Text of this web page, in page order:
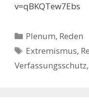
v=qBKQTew7Ebs
Kategorien
Plenum, Reden
Schlagwörter
Extremismus,
Verfassungsschutz,